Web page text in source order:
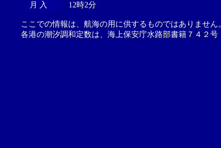
月 入
12時2分
ここでの情報は、航海の用に供するものではありませ
各港の潮汐調和定数は、海上保安庁水路部書籍７４２